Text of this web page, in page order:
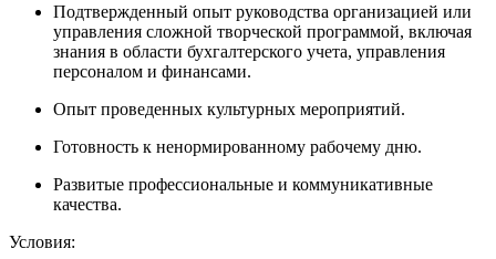
Подтвержденный опыт руководства организацией или
управления сложной творческой программой, включая
знания в области бухгалтерского учета, управления
персоналом и финансами.
Опыт проведенных культурных мероприятий.
Готовность к ненормированному рабочему дню.
Развитые профессиональные и коммуникативные
качества.
Условия: